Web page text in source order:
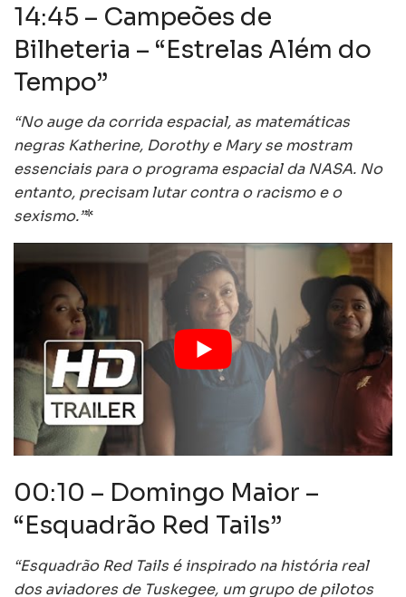
14:45 – Campeões de
Bilheteria – “Estrelas Além do
Tempo”
“No auge da corrida espacial, as matemáticas
negras Katherine, Dorothy e Mary se mostram
essenciais para o programa espacial da NASA. No
entanto, precisam lutar contra o racismo e o
sexismo.”*
00:10 – Domingo Maior –
“Esquadrão Red Tails”
“Esquadrão Red Tails é inspirado na história real
dos aviadores de Tuskegee, um grupo de pilotos